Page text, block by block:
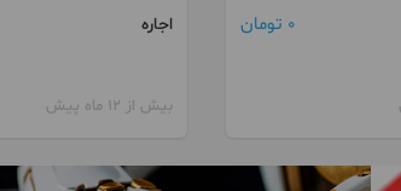
0 تومان اجاره
بیش از 12 ماه پیش